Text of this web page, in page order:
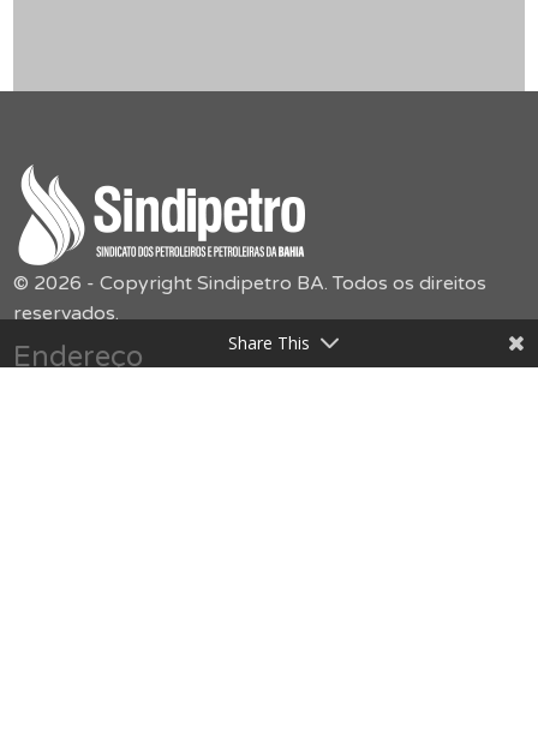
© 2026 - Copyright Sindipetro BA. Todos os direitos
reservados.
Endereço Share This